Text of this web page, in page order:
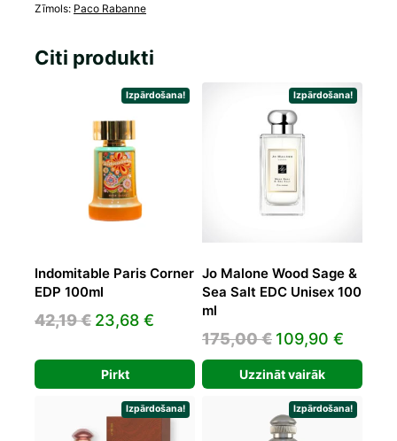
Zīmols: Paco Rabanne
Citi produkti
Izpārdošana!
Indomitable Paris Corner
EDP 100ml
42,19€ Original
was:
42,19 €.
23,68 € Current
23,68 €.
Pirkt
Izpārdošana!
Jo Malone Wood Sage &
Sea Salt EDC Unisex 100
ml
175,00€ Original
price
was:
175,00 €.
109,90 €
price
is:
Uzzināt vairāk
Izpārdošana! Izpārdošana!